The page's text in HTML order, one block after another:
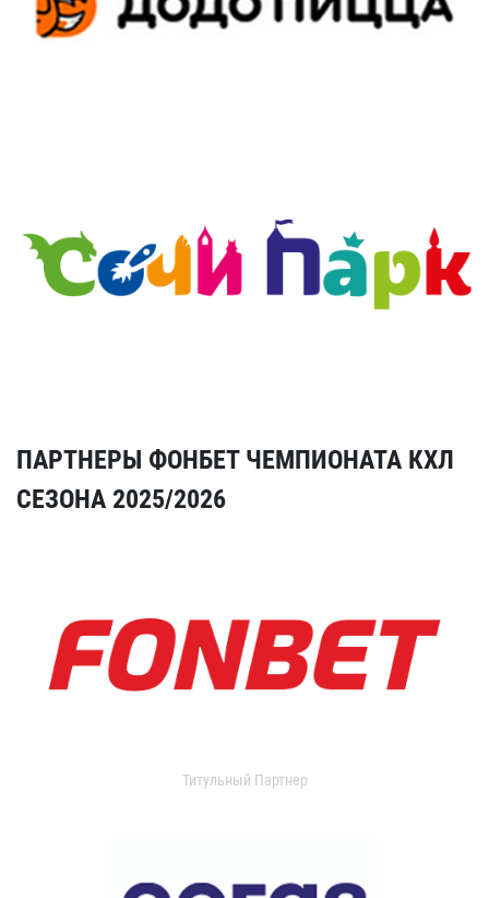
ПАРТНЕРЫ ФОНБЕТ ЧЕМПИОНАТА КХЛ
СЕЗОНА 2025/2026
Титульный Партнер